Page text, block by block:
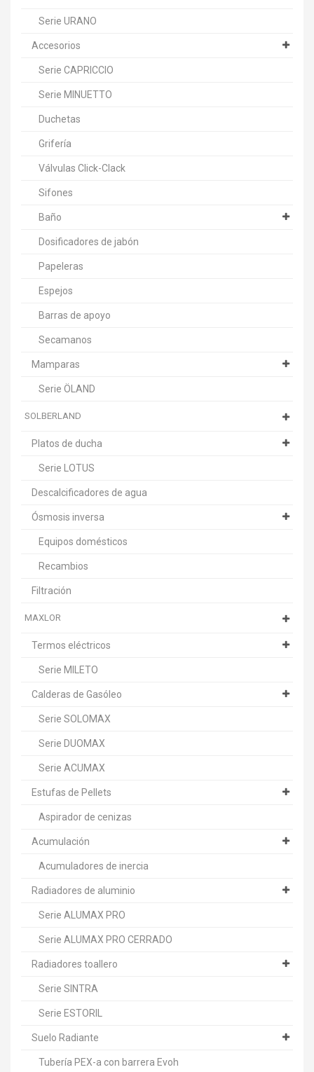
Serie URANO
Accesorios
Serie CAPRICCIO
Serie MINUETTO
Duchetas
Grifería
Válvulas Click-Clack
Sifones
Baño
Dosificadores de jabón
Papeleras
Espejos
Barras de apoyo
Secamanos
Mamparas
Serie ÖLAND
SOLBERLAND
Platos de ducha
Serie LOTUS
Descalcificadores de agua
Ósmosis inversa
Equipos domésticos
Recambios
Filtración
MAXLOR
Termos eléctricos
Serie MILETO
Calderas de Gasóleo
Serie SOLOMAX
Serie DUOMAX
Serie ACUMAX
Estufas de Pellets
Aspirador de cenizas
Acumulación
Acumuladores de inercia
Radiadores de aluminio
Serie ALUMAX PRO
Serie ALUMAX PRO CERRADO
Radiadores toallero
Serie SINTRA
Serie ESTORIL
Suelo Radiante
Tubería PEX-a con barrera Evoh